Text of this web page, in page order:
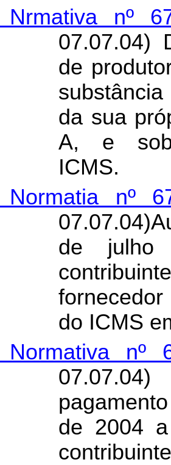
Nrmativa nº
07.07.04)
de
da sua
A, e
ICMS.
Normatia nº
de julho
do ICMS
Normativa nº
de 2004